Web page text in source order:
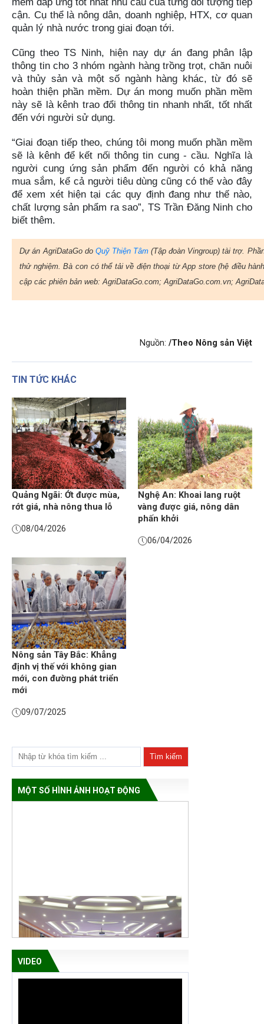
cận. Cụ thể là nông dân, doanh nghiệp, HTX, cơ quan
quản lý nhà nước trong giai đoạn tới.
Cũng theo TS Ninh, hiện nay dự án đang phân lập
thông tin cho 3 nhóm ngành hàng trồng trọt, chăn nuôi
và thủy sản và một số ngành hàng khác, từ đó sẽ
hoàn thiện phần mềm. Dự án mong muốn phần mềm
này sẽ là kênh trao đổi thông tin nhanh nhất, tốt nhất
đến với người sử dụng.
“Giai đoạn tiếp theo, chúng tôi mong muốn phần mềm
sẽ là kênh để kết nối thông tin cung - cầu. Nghĩa là
người cung ứng sản phẩm đến người có khả năng
mua sắm, kể cả người tiêu dùng cũng có thể vào đây
để xem xét hiện tại các quy định đang như thế nào,
chất lượng sản phẩm ra sao”, TS Trần Đăng Ninh cho
biết thêm.
Dự án AgriDataGo do Quỹ Thiện Tâm(Tập đoàn Vingroup) tài trợ.
thử nghiệm. Bà con có thể tải về điện thoại từ App store (hệ điều
cập các phiên bản web: AgriDataGo.com; AgriDataGo.com.vn;
Nguồn: /Theo Nông sản Việt
TIN TỨC KHÁC
Quảng Ngãi: Ớt được mùa,
rớt giá, nhà nông thua lỗ
08/04/2026
Nghệ An: Khoai lang ruột
vàng được giá, nông dân
phấn khởi
06/04/2026
Nông sản Tây Bắc: Khẳng
định vị thế với không gian
mới, con đường phát triển
mới
09/07/2025
MỘT SỐ HÌNH ẢNH HOẠT ĐỘNG
VIDEO